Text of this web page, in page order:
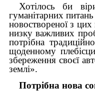
Хотілось би
гуманітарних
новоствореної з
низку важливих
потрібна
щоденному
збереження своєї
землі».
Потрібна нова